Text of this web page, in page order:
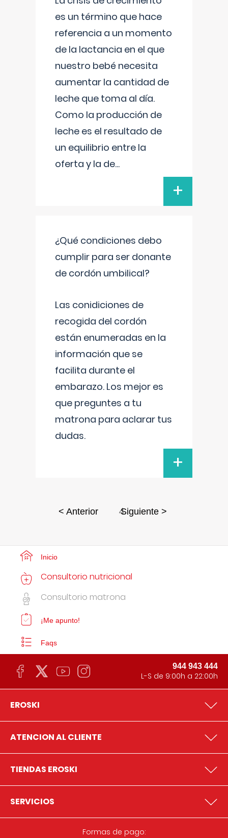
es un término que hace
referencia a un momento
de la lactancia en el que
nuestro bebé necesita
aumentar la cantidad de
leche que toma al día.
Como la producción de
leche es el resultado de
un equilibrio entre la
oferta y la de...
+
¿Qué condiciones debo
cumplir para ser donante
de cordón umbilical?
Las conidiciones de
recogida del cordón
están enumeradas en la
información que se
facilita durante el
embarazo. Los mejor es
que preguntes a tu
matrona para aclarar tus
dudas.
+
< Anterior 4
Siguiente >
Inicio
Consultorio nutricional
Consultorio matrona
¡Me apunto!
Faqs
944 943 444
L-S de 9:00h a 22:00h
EROSKI
ATENCION AL CLIENTE
TIENDAS EROSKI
SERVICIOS
Formas de pago: